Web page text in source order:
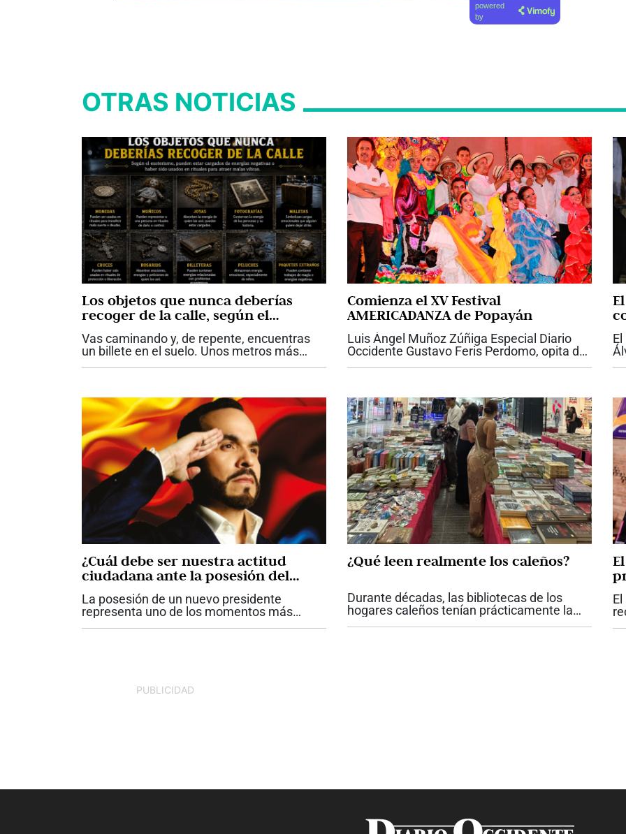
powered
by
OTRAS NOTICIAS
Los objetos que nunca deberías
recoger de la calle, según el
esoterismo
Vas caminando y, de repente, encuentras
un billete en el suelo. Unos metros más
perfecto estado...
Comienza el XV Festival
AMERICADANZA de Popayán
Luis Ángel Muñoz Zúñiga Especial Diario
Occidente Gustavo Feris Perdomo, opita de
¿Cuál debe ser nuestra actitud
ciudadana ante la posesión del
presidente Abelardo De La Espriella?
La posesión de un nuevo presidente
representa uno de los momentos más
¿Qué leen realmente los caleños?
Durante décadas, las bibliotecas de los
hogares caleños tenían prácticamente la
PUBLICIDAD